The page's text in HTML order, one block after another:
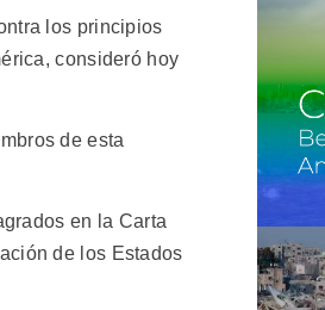
los principios
consideró hoy
de esta
en la Carta
de los Estados